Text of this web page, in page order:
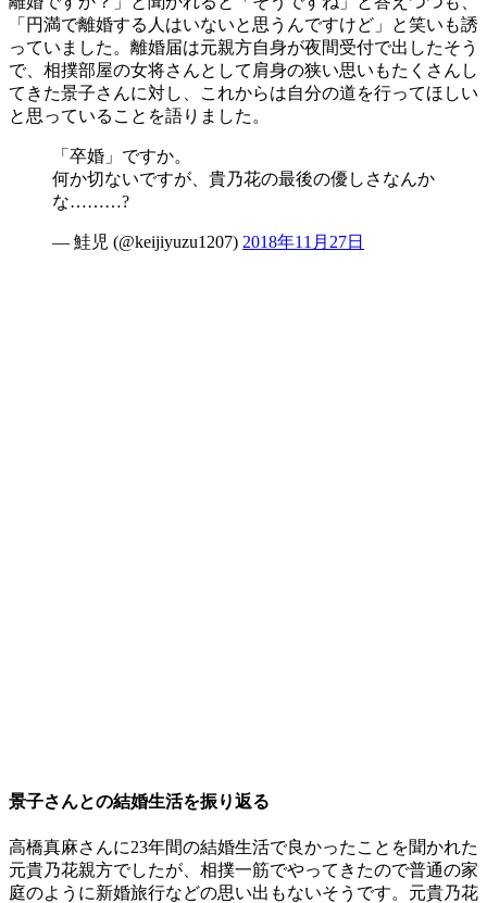
「円満で離婚する人はいないと思うんですけど」と笑いも誘
っていました。離婚届は元親方自身が夜間受付で出したそう
で、相撲部屋の女将さんとして肩身の狭い思いもたくさんし
てきた景子さんに対し、これからは自分の道を行ってほしい
と思っていることを語りました。
「卒婚」ですか。
何か切ないですが、貴乃花の最後の優しさなんか
な………?
— 鮭児 (@keijiyuzu1207) 2018年11月27日
景子さんとの結婚生活を振り返る
高橋真麻さんに23年間の結婚生活で良かったことを聞かれた
元貴乃花親方でしたが、相撲一筋でやってきたので普通の家
庭のように新婚旅行などの思い出もないそうです。元貴乃花